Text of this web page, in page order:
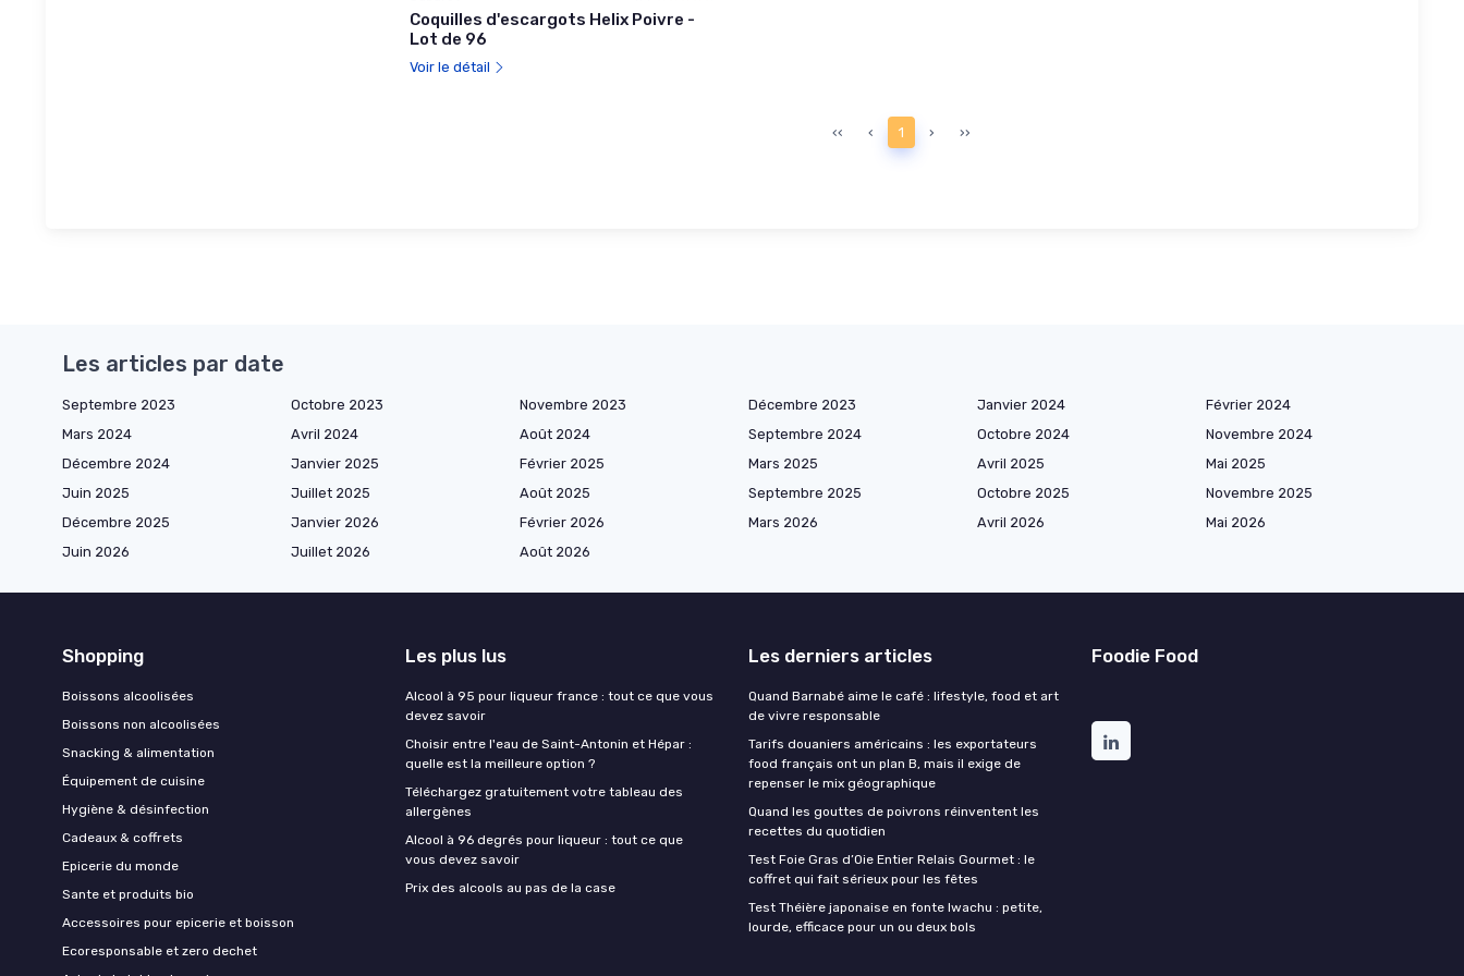
Coquilles d'escargots Helix Poivre -
Lot de 96
Voir le détail
‹‹ ‹ 1 › ››
Les articles par date
Septembre 2023 Octobre 2023 Novembre 2023 Décembre 2023 Janvier 2024
Février 2024
Mars 2024
Avril 2024 Août 2024 Septembre 2024 Octobre 2024
Novembre 2024
Décembre 2024
Janvier 2025 Février 2025 Mars 2025 Avril 2025
Mai 2025
Juin 2025
Juillet 2025 Août 2025 Septembre 2025 Octobre 2025
Novembre 2025
Décembre 2025
Janvier 2026 Février 2026 Mars 2026 Avril 2026
Mai 2026
Juin 2026
Juillet 2026 Août 2026
Shopping
Boissons alcoolisées
Boissons non alcoolisées
Snacking & alimentation
Équipement de cuisine
Hygiène & désinfection
Cadeaux & coffrets
Epicerie du monde
Sante et produits bio
Accessoires pour epicerie et boisson
Ecoresponsable et zero dechet
Les plus lus
Alcool à 95 pour liqueur france : tout ce que vous
devez savoir
Choisir entre l'eau de Saint-Antonin et Hépar :
quelle est la meilleure option ?
Téléchargez gratuitement votre tableau des
allergènes
Alcool à 96 degrés pour liqueur : tout ce que
vous devez savoir
Prix des alcools au pas de la case
Les derniers articles
Quand Barnabé aime le café : lifestyle, food et art
de vivre responsable
Tarifs douaniers américains : les exportateurs
food français ont un plan B, mais il exige de
repenser le mix géographique
Quand les gouttes de poivrons réinventent les
recettes du quotidien
Test Foie Gras d’Oie Entier Relais Gourmet : le
coffret qui fait sérieux pour les fêtes
Test Théière japonaise en fonte Iwachu : petite,
lourde, efficace pour un ou deux bols
Foodie Food